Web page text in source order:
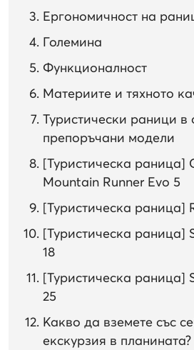
Ергономичност на
Големина
Функционалност
Материите и тяхното
Туристически раници в
препоръчани модели
[Туристическа раница]
Mountain Runner Evo 5
[Туристическа раница]
[Туристическа раница]
18
[Туристическа раница]
25
Какво да вземете със
екскурзия в